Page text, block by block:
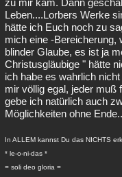
zu mir kam. Dann
Leben....Lorbers Werke
hätte ich Euch noch zu
mich eine -Bereicherung,
blinder Glaube, es ist ja
Christusgläubige " hätte
ich habe es wahrlich
mir völlig egal, jeder muß
gebe ich natürlich auch
Möglichkeiten ohne
In ALLEM kannst Du das NICHTS
* le-o-ni-das *
= soli deo gloria =